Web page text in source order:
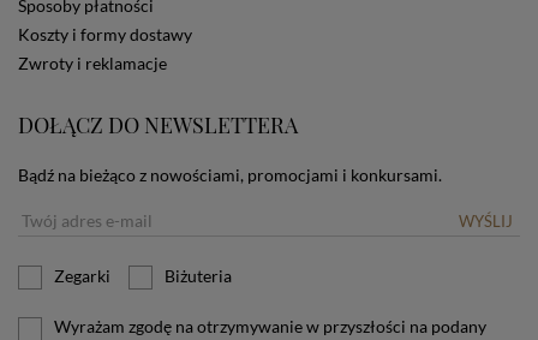
Sposoby płatności
Koszty i formy dostawy
Zwroty i reklamacje
DOŁĄCZ DO NEWSLETTERA
Bądź na bieżąco z nowościami, promocjami i konkursami.
WYŚLIJ
Zegarki Biżuteria
Wyrażam zgodę na otrzymywanie w przyszłości na podany